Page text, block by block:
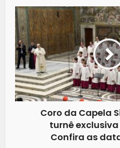
Coro da Capela
turnê exclusiva
Confira as